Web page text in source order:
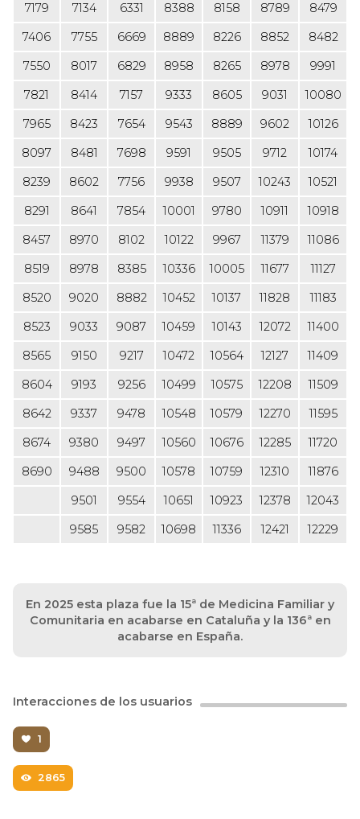
7179
7134 6331 8388 8158 8789
8479
7406
7755 6669 8889 8226 8852
8482
7550
8017 6829 8958 8265 8978
9991
7821
8414 7157 9333 8605 9031
10080
7965
8423 7654 9543 8889 9602
10126
8097
8481 7698 9591 9505 9712
10174
8239
8602 7756 9938 9507 10243
10521
8291
8641 7854 10001 9780 10911
10918
8457
8970 8102 10122 9967 11379
11086
8519
8978 8385 10336 10005 11677
11127
8520
9020 8882 10452 10137 11828
11183
8523
9033 9087 10459 10143 12072
11400
8565
9150 9217 10472 10564 12127
11409
8604
9193 9256 10499 10575 12208
11509
8642
9337 9478 10548 10579 12270
11595
8674
9380 9497 10560 10676 12285
11720
8690
9488 9500 10578 10759 12310
11876
9501
9554 10651 10923 12378
12043
9585
9582 10698 11336 12421 12229
En 2025 esta plaza fue la 15ª de Medicina Familiar y
Comunitaria en acabarse en Cataluña y la 136ª en
acabarse en España.
Interacciones de los usuarios
1
2865